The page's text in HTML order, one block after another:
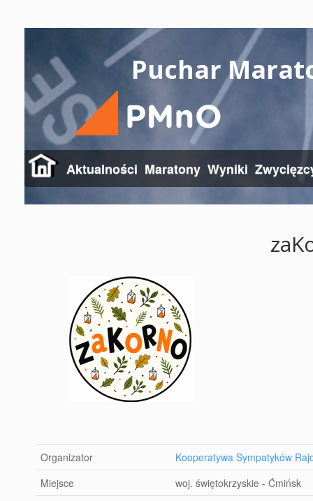
Puchar
Aktualności Maratony Wyniki
Organizator
Kooperatywa Sympatyków
Miejsce
woj. świętokrzyskie - Ćmińsk